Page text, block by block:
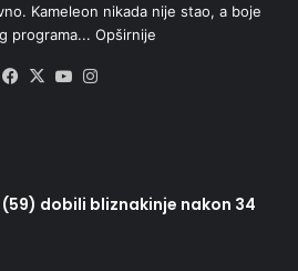
Kameleon nikada nije stao, a boje
programa... Opširnije
Facebook
X YouTube
(59) dobili bliznakinje nakon 34